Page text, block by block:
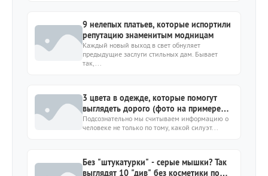
9 нелепых платьев, которые испортили
репутацию знаменитым модницам
Каждый новый выход в свет обнуляет
предыдущие заслуги стильных дам. Бывает
так,...
3 цвета в одежде, которые помогут
выглядеть дорого (фото на примере
звезд)
Подсознательно мы считываем информацию о
человеке не только по тому, какой силуэт...
Без "штукатурки" - серые мышки? Так
выглядят 10 "див" без косметики по